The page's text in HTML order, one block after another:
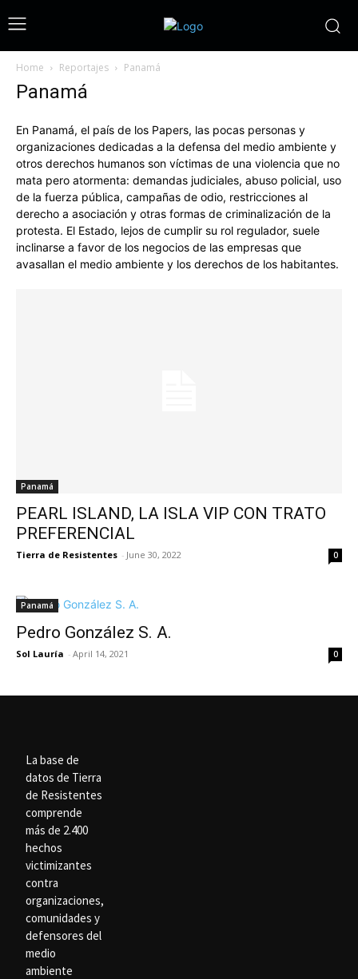
Home Reportajes Panamá
Panamá
En Panamá, el país de los Papers, las pocas personas y
organizaciones dedicadas a la defensa del medio ambiente y
otros derechos humanos son víctimas de una violencia que no
mata pero atormenta: demandas judiciales, abuso policial, uso
de la fuerza pública, campañas de odio, restricciones al
derecho a asociación y otras formas de criminalización de la
protesta. El Estado, lejos de cumplir su rol regulador, suele
inclinarse a favor de los negocios de las empresas que
avasallan el medio ambiente y los derechos de los habitantes.
Panamá
PEARL ISLAND, LA ISLA VIP CON TRATO
PREFERENCIAL
Tierra de Resistentes - June 30, 2022 0
Panamá
Pedro González S. A.
Sol Lauría - April 14, 2021 0
La base de
datos de Tierra
de Resistentes
comprende
más de 2.400
hechos
victimizantes
contra
organizaciones,
comunidades y
defensores del
medio
ambiente